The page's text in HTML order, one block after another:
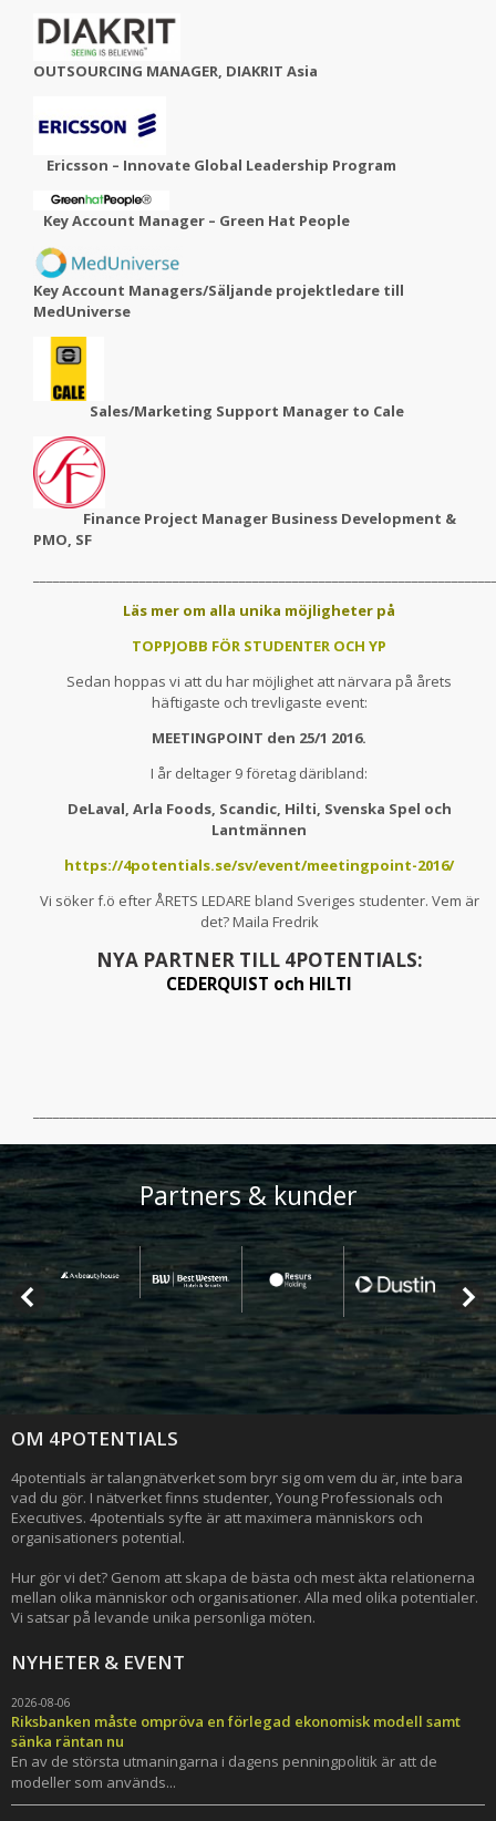
OUTSOURCING MANAGER, DIAKRIT Asia
Ericsson – Innovate Global Leadership Program
Key Account Manager – Green Hat People
Key Account Managers/Säljande projektledare till
MedUniverse
Sales/Marketing Support Manager to Cale
Finance Project Manager Business Development &
PMO, SF
Läs mer om alla unika möjligheter på
TOPPJOBB FÖR STUDENTER OCH YP
Sedan hoppas vi att du har möjlighet att närvara på årets
häftigaste och trevligaste event:
MEETINGPOINT den 25/1 2016.
I år deltager 9 företag däribland:
DeLaval, Arla Foods, Scandic, Hilti, Svenska Spel och
Lantmännen
https://4potentials.se/sv/event/meetingpoint-2016/
Vi söker f.ö efter ÅRETS LEDARE bland Sveriges studenter. Vem är
det? Maila Fredrik
NYA PARTNER TILL 4POTENTIALS:
CEDERQUIST och HILTI
Partners & kunder
OM 4POTENTIALS
4potentials är talangnätverket som bryr sig om vem du är, inte bara
vad du gör. I nätverket finns studenter, Young Professionals och
Executives. 4potentials syfte är att maximera människors och
organisationers potential.
Hur gör vi det? Genom att skapa de bästa och mest äkta relationerna
mellan olika människor och organisationer. Alla med olika potentialer.
Vi satsar på levande unika personliga möten.
NYHETER & EVENT
2026-08-06
Riksbanken måste ompröva en förlegad ekonomisk modell samt
sänka räntan nu
En av de största utmaningarna i dagens penningpolitik är att de
modeller som används...